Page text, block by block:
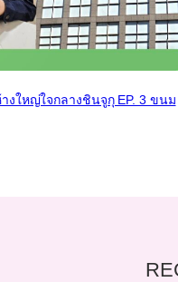
างใหญ่ใจกลางชินจูกุ EP. 3 ขนม